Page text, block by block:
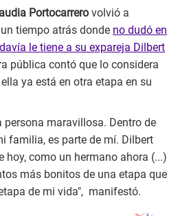
Portocarrero volvió a
tiempo atrás donde no dudó en
le tiene a su expareja Dilbert
pública contó que lo considera
ya está en otra etapa en su
persona maravillosa. Dentro de
familia, es parte de mí. Dilbert
hoy, como un hermano ahora (...)
más bonitos de una etapa que
de mi vida", manifestó.